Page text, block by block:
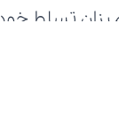
میزان تسلط